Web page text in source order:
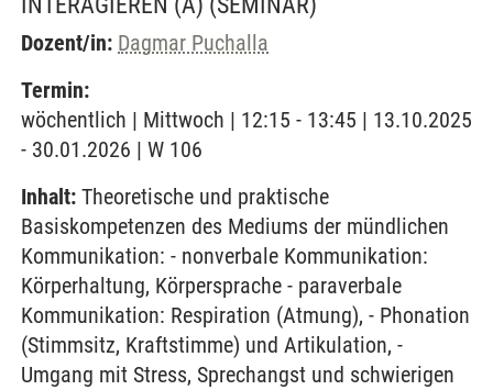
Dozent/in: Dagmar Puchalla
Termin:
wöchentlich | Mittwoch | 12:15 - 13:45 | 13.10.2025
- 30.01.2026 | W 106
Inhalt: Theoretische und praktische
Basiskompetenzen des Mediums der mündlichen
Kommunikation: - nonverbale Kommunikation:
Körperhaltung, Körpersprache - paraverbale
Kommunikation: Respiration (Atmung), - Phonation
(Stimmsitz, Kraftstimme) und Artikulation, -
Umgang mit Stress, Sprechangst und schwierigen